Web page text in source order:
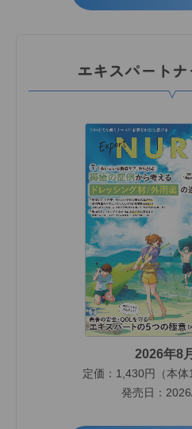
エキスパート
2026年8
定価：1,430円（本体
発売日：